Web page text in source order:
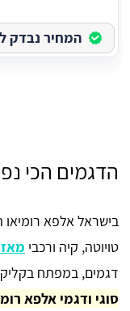
המחיר נבדק
הדגמים הכי
בישראל אלפא רומיאו
טויוטה, קיה ורכבי
דגמים, במפתח בקליק
סוגי ודגמי אלפא